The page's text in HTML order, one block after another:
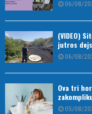
06/08/
(VIDEO)
jutros
06/08/
Ova tri
05/08/